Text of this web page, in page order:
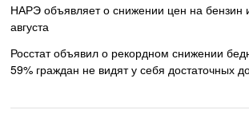
НАРЭ объявляет о снижении цен на бензин
августа
Росстат объявил о рекордном снижении
59% граждан не видят у себя достаточных